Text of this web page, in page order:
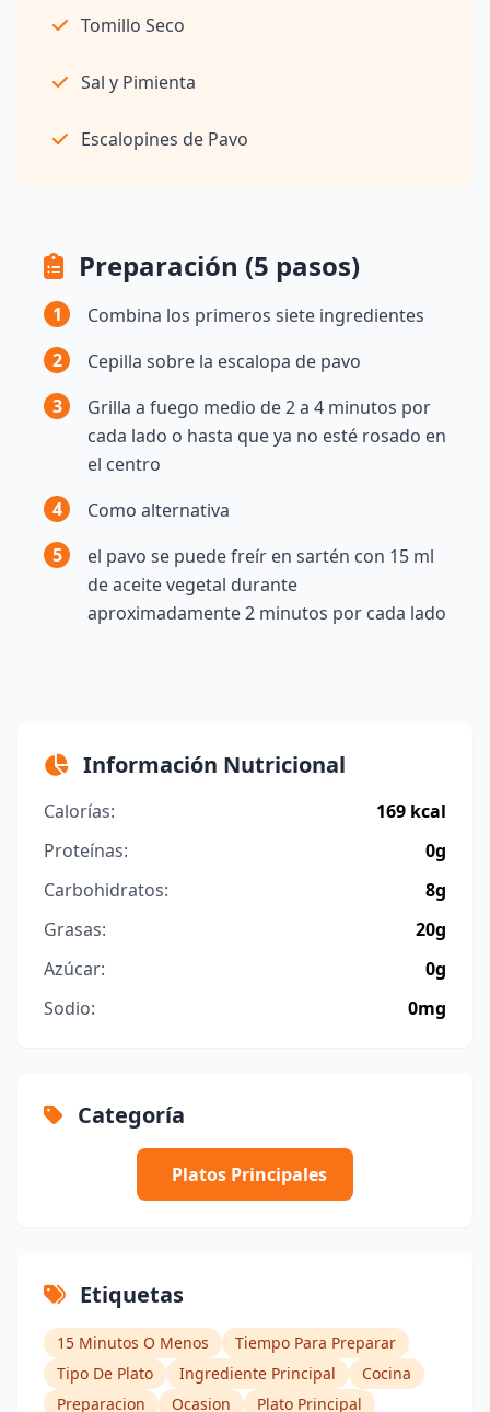
Tomillo Seco
Sal y Pimienta
Escalopines de Pavo
Preparación (5 pasos)
1
Combina los primeros siete ingredientes
2
Cepilla sobre la escalopa de pavo
3
Grilla a fuego medio de 2 a 4 minutos por
cada lado o hasta que ya no esté rosado en
el centro
4
Como alternativa
5
el pavo se puede freír en sartén con 15 ml
de aceite vegetal durante
aproximadamente 2 minutos por cada lado
Información Nutricional
Calorías:
169 kcal
Proteínas:
0g
Carbohidratos:
8g
Grasas:
20g
Azúcar:
0g
Sodio:
0mg
Categoría
Platos Principales
Etiquetas
15 Minutos O Menos
Tiempo Para Preparar
Tipo De Plato
Ingrediente Principal
Cocina
Preparacion
Ocasion
Plato Principal